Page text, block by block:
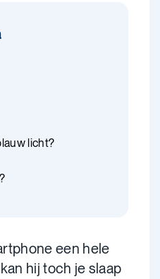
licht?
een hele
hij toch je slaap